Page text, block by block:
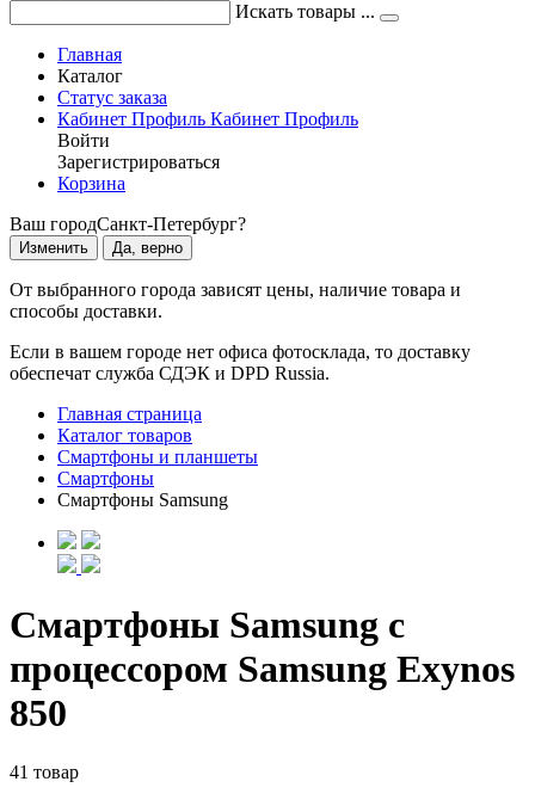
Искать товары ...
Главная
Каталог
Статус заказа
Кабинет Профиль Кабинет Профиль
Войти
Зарегистрироваться
Корзина
Ваш городСанкт-Петербург?
Изменить Да, верно
От выбранного города зависят цены, наличие товара и
способы доставки.
Если в вашем городе нет офиса фотосклада, то доставку
обеспечат служба СДЭК и DPD Russia.
Главная страница
Каталог товаров
Смартфоны и планшеты
Смартфоны
Смартфоны Samsung
Смартфоны Samsung с
процессором Samsung Exynos
850
41 товар